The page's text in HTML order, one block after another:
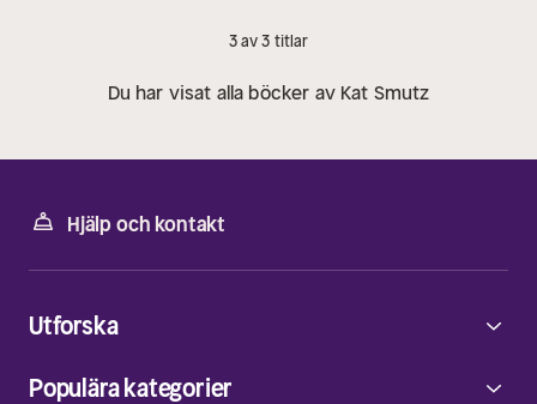
3 av 3 titlar
Du har visat alla böcker av Kat Smutz
Hjälp och kontakt
Utforska
Populära kategorier